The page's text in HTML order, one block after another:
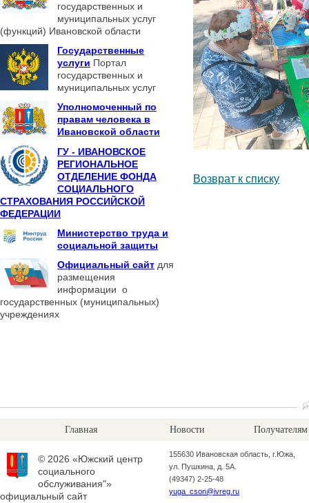
Возврат к списку
государственных и
муниципальных услуг
(функций) Ивановской области
Государственные
услуги Портал
государственных и
муниципальных услуг
Уполномоченный по
правам человека в
Ивановской области
ГУ - ИВАНОВСКОЕ
РЕГИОНАЛЬНОЕ
ОТДЕЛЕНИЕ ФОНДА
СОЦИАЛЬНОГО
СТРАХОВАНИЯ РОССИЙСКОЙ
ФЕДЕРАЦИИ
Министерство труда и
социальной защиты
Официальный сайт для
размещения
информации о
государственных (муниципальных)
учреждениях
Главная Новости Получателям
© 2026 «Южский центр
социального
обслуживания"»
официальный сайт
155630 Ивановская область, г.Южа,
ул. Пушкина, д. 5А.
(49347) 2-25-48
yuga_cson@ivreg.ru